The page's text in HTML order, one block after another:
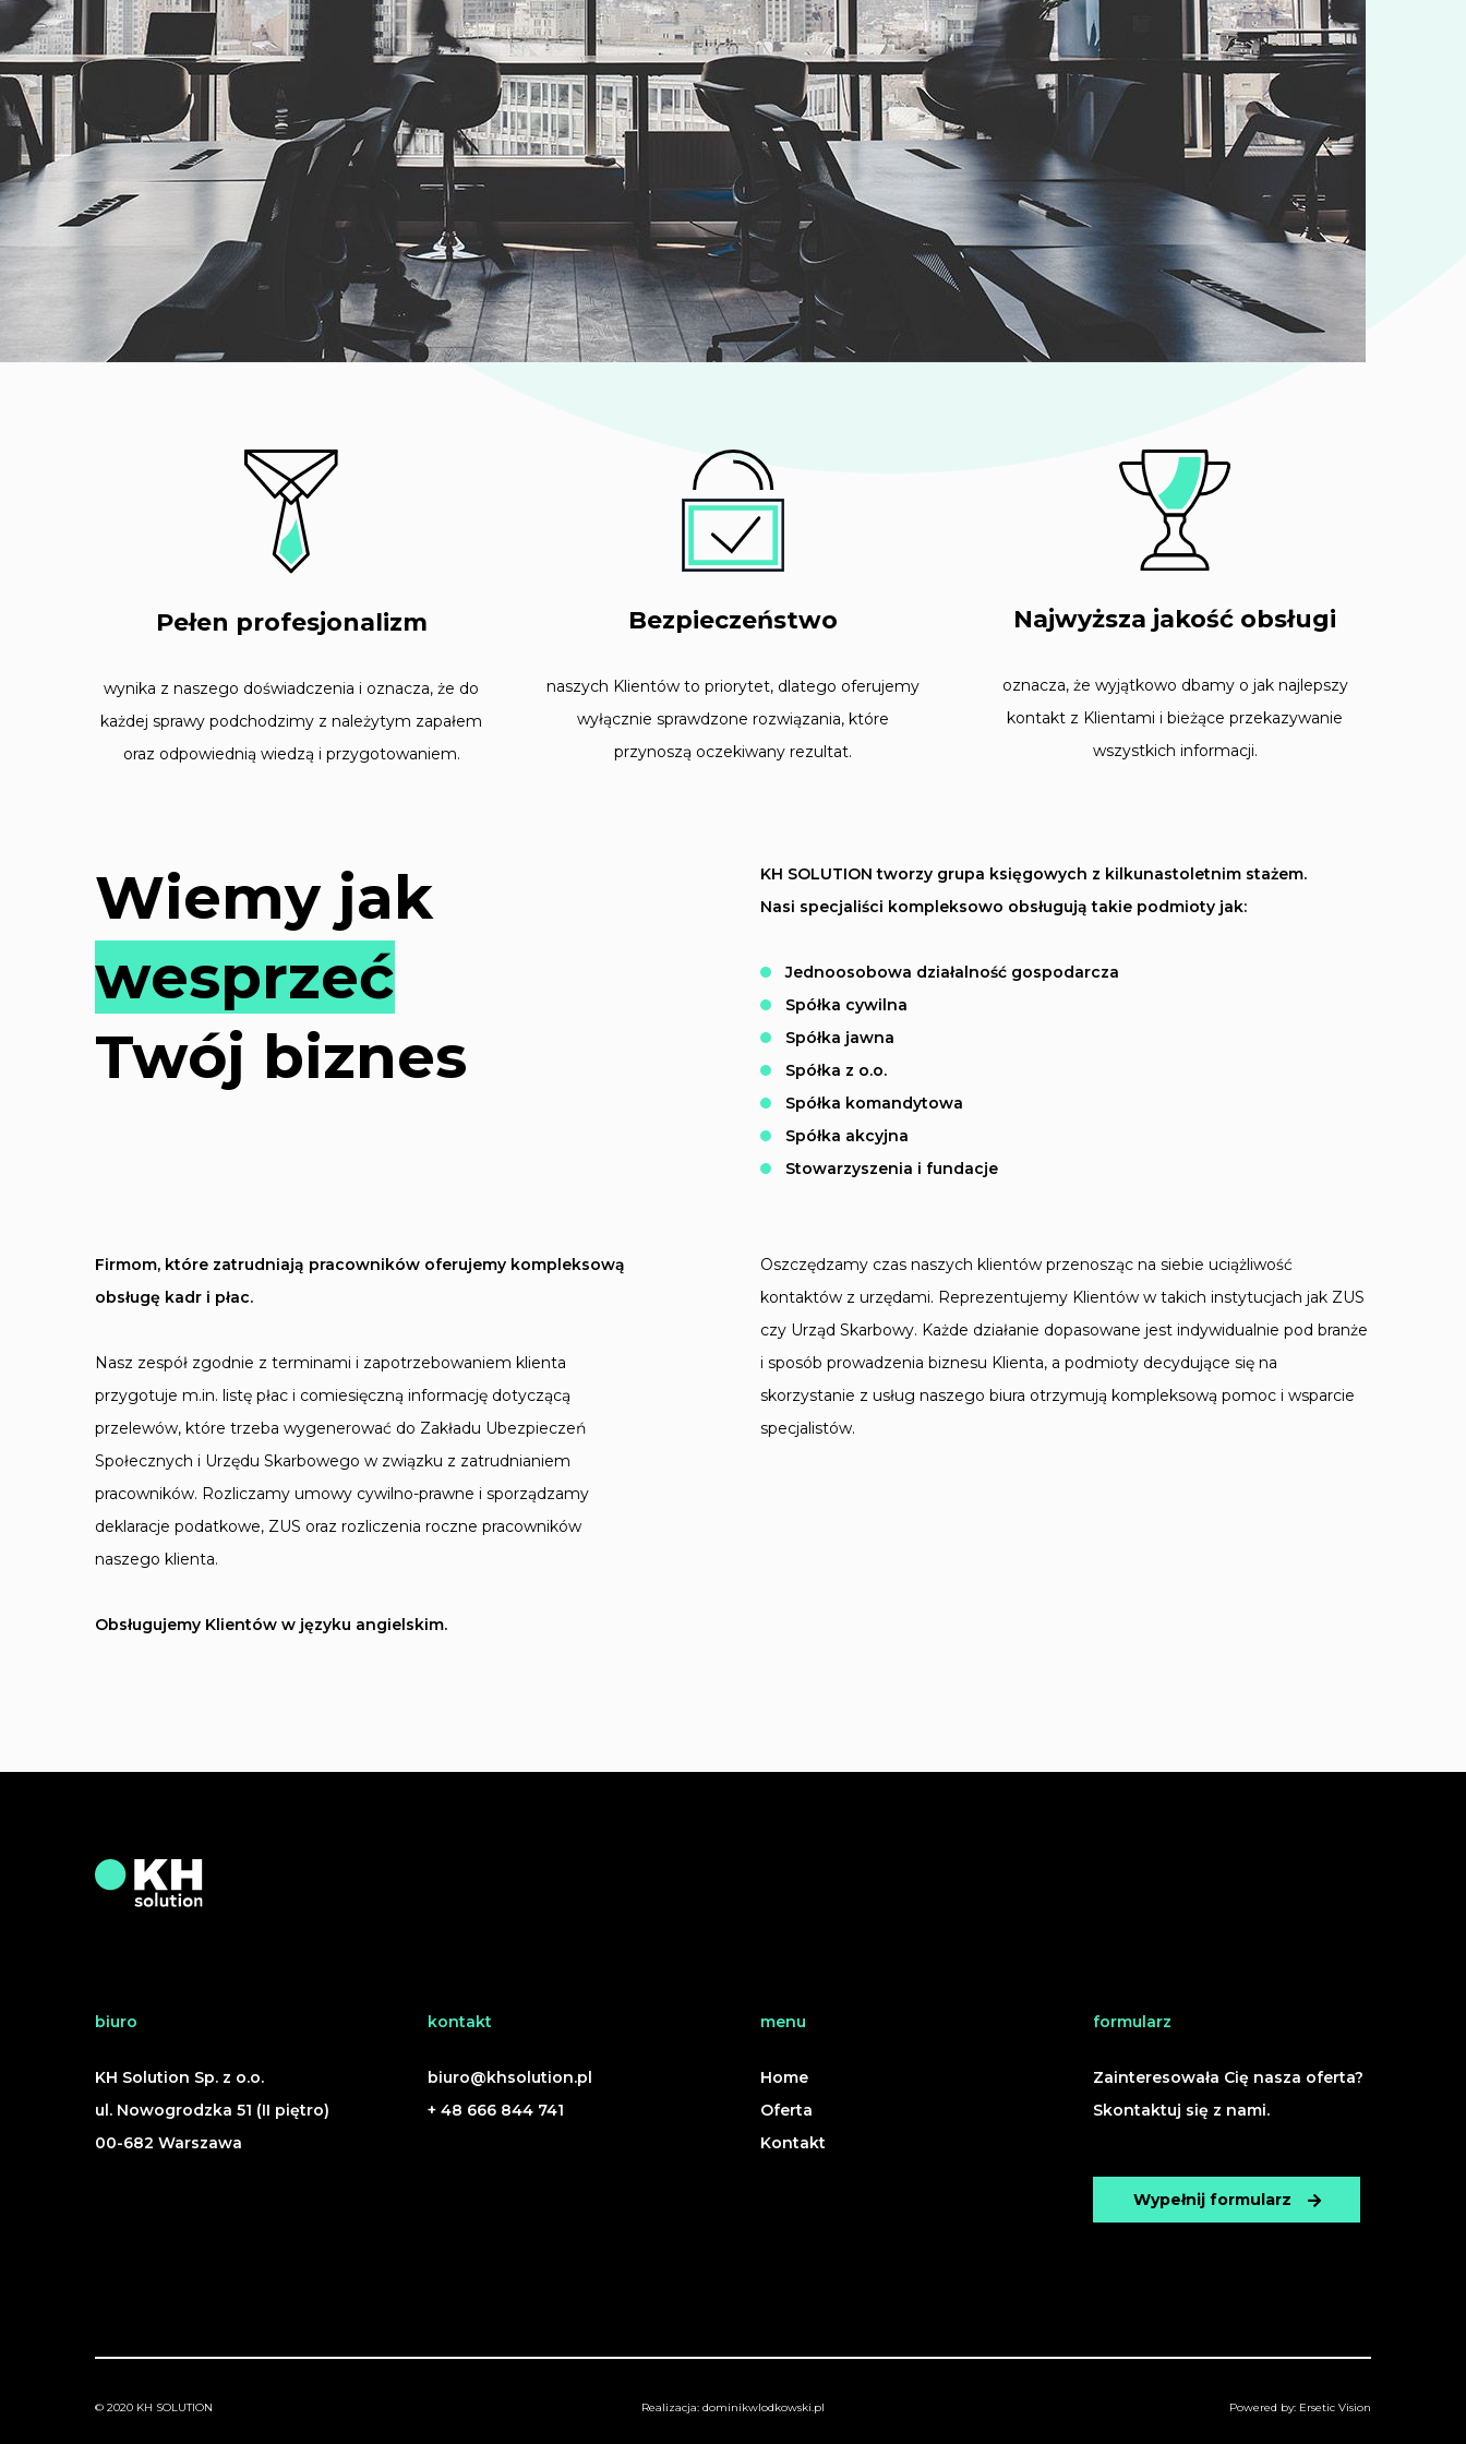
Pełen profesjonalizm
wynika z naszego doświadczenia i oznacza, że do
każdej sprawy podchodzimy z należytym zapałem
oraz odpowiednią wiedzą i przygotowaniem.
Bezpieczeństwo
naszych Klientów to priorytet, dlatego oferujemy
wyłącznie sprawdzone rozwiązania, które
przynoszą oczekiwany rezultat.
Najwyższa jakość obsługi
oznacza, że wyjątkowo dbamy o jak najlepszy
kontakt z Klientami i bieżące przekazywanie
wszystkich informacji.
Wiemy jak
wesprzeć
Twój biznes
KH SOLUTION tworzy grupa księgowych z kilkunastoletnim stażem.
Nasi specjaliści kompleksowo obsługują takie podmioty jak:
Jednoosobowa działalność gospodarcza
Spółka cywilna
Spółka jawna
Spółka z o.o.
Spółka komandytowa
Spółka akcyjna
Stowarzyszenia i fundacje
Firmom, które zatrudniają pracowników oferujemy kompleksową
obsługę kadr i płac.
Nasz zespół zgodnie z terminami i zapotrzebowaniem klienta
przygotuje m.in. listę płac i comiesięczną informację dotyczącą
przelewów, które trzeba wygenerować do Zakładu Ubezpieczeń
Społecznych i Urzędu Skarbowego w związku z zatrudnianiem
pracowników. Rozliczamy umowy cywilno-prawne i sporządzamy
deklaracje podatkowe, ZUS oraz rozliczenia roczne pracowników
naszego klienta.
Obsługujemy Klientów w języku angielskim.
Oszczędzamy czas naszych klientów przenosząc na siebie uciążliwość
kontaktów z urzędami. Reprezentujemy Klientów w takich instytucjach jak ZUS
czy Urząd Skarbowy. Każde działanie dopasowane jest indywidualnie pod branże
i sposób prowadzenia biznesu Klienta, a podmioty decydujące się na
skorzystanie z usług naszego biura otrzymują kompleksową pomoc i wsparcie
specjalistów.
biuro
KH Solution Sp. z o.o.
ul. Nowogrodzka 51 (II piętro)
00-682 Warszawa
kontakt
biuro@khsolution.pl
+ 48 666 844 741
menu
Home
Oferta
Kontakt
formularz
Zainteresowała Cię nasza oferta?
Skontaktuj się z nami.
Wypełnij formularz
© 2020 KH SOLUTION Realizacja: dominikwlodkowski.pl Powered by: Ersetic Vision